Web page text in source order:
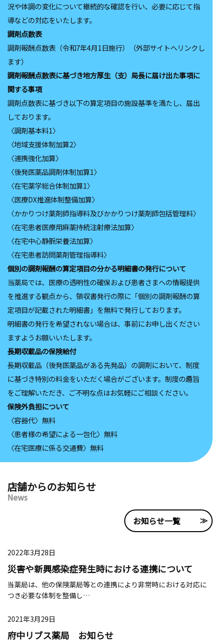
況や体調の変化について継続的な確認を行い、必要に応じて指
導などの対応をいたします。
調剤点数表
調剤報酬点数表（令和7年4月1日施行）（外部サイトへリンクし
ます）
調剤報酬点数表に基づき地方厚生（支）局⻑に届け出た事項に
関する事項
調剤点数表に基づき以下の算定項目の施設基準を満たし、届出
しております。
〈調剤基本料1〉
〈地域支援体制加算2〉
〈連携強化加算〉
〈後発医薬品調剤体制加算1〉
〈在宅薬学総合体制加算1〉
〈医療DX推進体制整備加算〉
〈かかりつけ薬剤師指導料及びかかりつけ薬剤師包括管理料〉
〈在宅患者医療用麻薬持続注射療法加算〉
〈在宅中心静脈栄養法加算〉
〈在宅患者訪問薬剤管理指導料〉
個別の調剤報酬の算定項目の分かる明細書の発行について
当薬局では、医療の透明性の確保および患者さまへの情報提供
を推進する観点から、領収書発行の際に「個別の調剤報酬の算
定項目が記載された明細書」を無料で発行しております。
明細書の発行を希望されない場合は、事前にお申し出ください
ますようお願いいたします。
⻑期収載品の保険給付
⻑期収載品（後発医薬品がある先発品）の調剤において、制度
に基づき特別の料金をいただく場合がございます。制度の趣旨
をご理解いただき、ご不明な点はお気軽にご相談ください。
保険外負担について
〈容器代〉無料
〈患者様の希望による一包化〉無料
〈在宅医療に係る交通費〉無料
店舗からのお知らせ
News
お知らせ一覧
2022年3月28日
災害や新興感染症発生時における連携について
当薬局は、他の保険薬局等との連携により非常時における対応に
つき必要な体制を整備し…
2021年3月29日
府中リブス薬局 お知らせ